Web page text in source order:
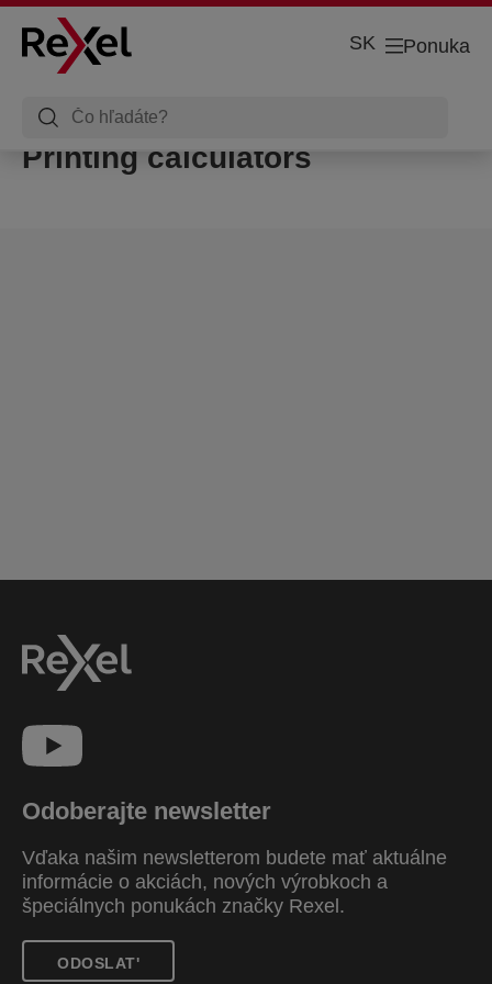
Ponuka
SK
Printing calculators
Odoberajte newsletter
Vďaka našim newsletterom budete mať aktuálne
informácie o akciách, nových výrobkoch a
špeciálnych ponukách značky Rexel.
ODOSLAT'